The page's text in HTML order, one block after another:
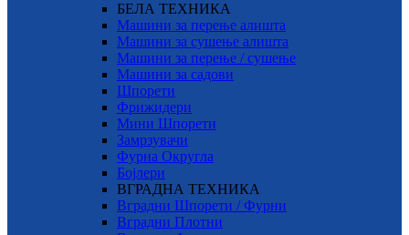
БЕЛА ТЕХНИКА
Машини за перење алишта
Машини за сушење алишта
Машини за перење / сушење
Машини за садови
Шпорети
Фрижидери
Мини Шпорети
Замрзувачи
Фурна Округла
Бојлери
ВГРАДНА ТЕХНИКА
Вградни Шпорети / Фурни
Вградни Плотни